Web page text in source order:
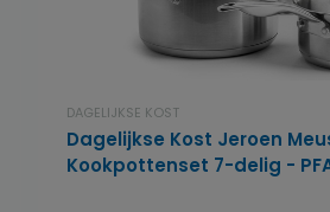
DAGELIJKSE KOST
Dagelijkse Kost Jeroen
Kookpottenset 7-delig -